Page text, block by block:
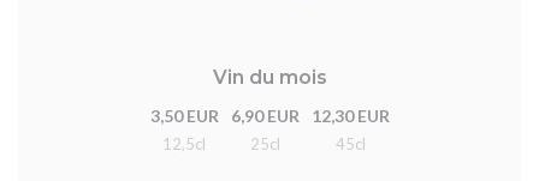
Vin du mois
3,50 EUR
12,5cl
6,90 EUR
25cl
12,30 EUR
45cl